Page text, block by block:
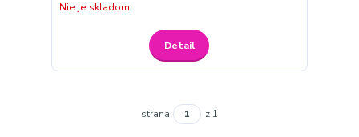
Nie je skladom
Detail
strana z 1